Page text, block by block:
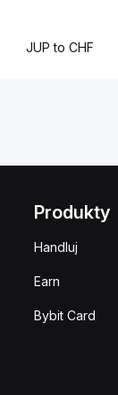
JUP to CHF
Produkty
Handluj
Earn
Bybit Card